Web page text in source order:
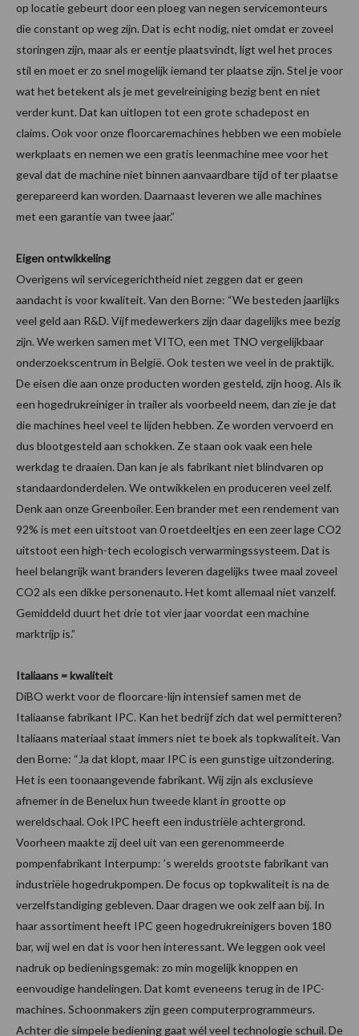
op locatie gebeurt door een ploeg van negen servicemonteurs
die constant op weg zijn. Dat is echt nodig, niet omdat er zoveel
storingen zijn, maar als er eentje plaatsvindt, ligt wel het proces
stil en moet er zo snel mogelijk iemand ter plaatse zijn. Stel je voor
wat het betekent als je met gevelreiniging bezig bent en niet
verder kunt. Dat kan uitlopen tot een grote schadepost en
claims. Ook voor onze floorcaremachines hebben we een mobiele
werkplaats en nemen we een gratis leenmachine mee voor het
geval dat de machine niet binnen aanvaardbare tijd of ter plaatse
gerepareerd kan worden. Daarnaast leveren we alle machines
met een garantie van twee jaar.”
Eigen ontwikkeling
Overigens wil servicegerichtheid niet zeggen dat er geen
aandacht is voor kwaliteit. Van den Borne: “We besteden jaarlijks
veel geld aan R&D. Vijf medewerkers zijn daar dagelijks mee bezig
zijn. We werken samen met VITO, een met TNO vergelijkbaar
onderzoekscentrum in België. Ook testen we veel in de praktijk.
De eisen die aan onze producten worden gesteld, zijn hoog. Als ik
een hogedrukreiniger in trailer als voorbeeld neem, dan zie je dat
die machines heel veel te lijden hebben. Ze worden vervoerd en
dus blootgesteld aan schokken. Ze staan ook vaak een hele
werkdag te draaien. Dan kan je als fabrikant niet blindvaren op
standaardonderdelen. We ontwikkelen en produceren veel zelf.
Denk aan onze Greenboiler. Een brander met een rendement van
92% is met een uitstoot van 0 roetdeeltjes en een zeer lage CO2
uitstoot een high-tech ecologisch verwarmingssysteem. Dat is
heel belangrijk want branders leveren dagelijks twee maal zoveel
CO2 als een dikke personenauto. Het komt allemaal niet vanzelf.
Gemiddeld duurt het drie tot vier jaar voordat een machine
marktrijp is.”
Italiaans = kwaliteit
DiBO werkt voor de floorcare-lijn intensief samen met de
Italiaanse fabrikant IPC. Kan het bedrijf zich dat wel permitteren?
Italiaans materiaal staat immers niet te boek als topkwaliteit. Van
den Borne: “Ja dat klopt, maar IPC is een gunstige uitzondering.
Het is een toonaangevende fabrikant. Wij zijn als exclusieve
afnemer in de Benelux hun tweede klant in grootte op
wereldschaal. Ook IPC heeft een industriële achtergrond.
Voorheen maakte zij deel uit van een gerenommeerde
pompenfabrikant Interpump: ’s werelds grootste fabrikant van
industriële hogedrukpompen. De focus op topkwaliteit is na de
verzelfstandiging gebleven. Daar dragen we ook zelf aan bij. In
haar assortiment heeft IPC geen hogedrukreinigers boven 180
bar, wij wel en dat is voor hen interessant. We leggen ook veel
nadruk op bedieningsgemak: zo min mogelijk knoppen en
eenvoudige handelingen. Dat komt eveneens terug in de IPC-
machines. Schoonmakers zijn geen computerprogrammeurs.
Achter die simpele bediening gaat wél veel technologie schuil. De